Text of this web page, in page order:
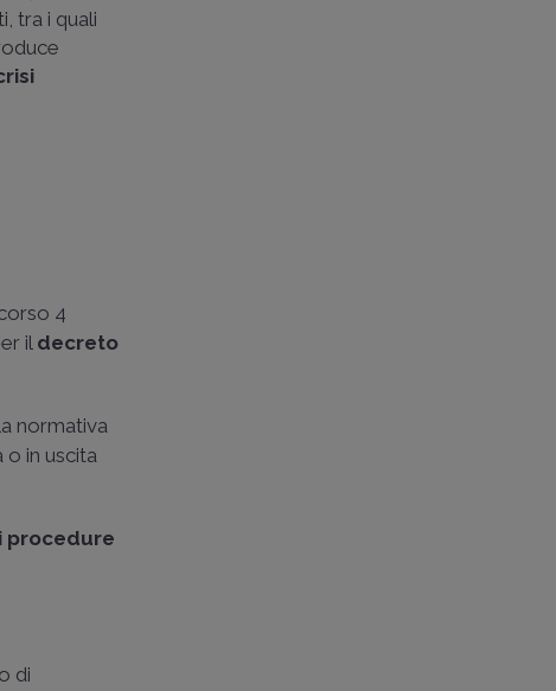
tra i quali
4
ildecreto
normativa
o in uscita
procedure
di